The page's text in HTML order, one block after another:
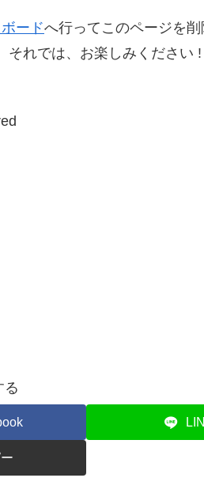
ードへ行ってこのページを
それでは、お楽しみください !
る